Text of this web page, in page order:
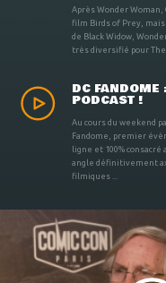
Après Wonder
film Birds of Prey,
de Black Widow,
très diversifié pour The
DC FANDOME
PODCAST !
Au cours du weekend
Fandome, premier
ligne et 100% consacré
angle définitivement
filmiques ...